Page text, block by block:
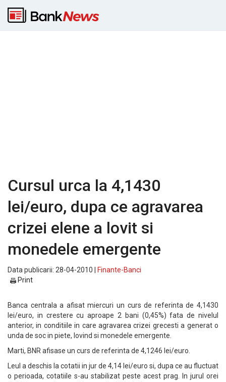
Cursul urca la 4,1430
lei/euro, dupa ce agravarea
crizei elene a lovit si
monedele emergente
Data publicarii: 28-04-2010 |
Finante-Banci
Print
Banca centrala a afisat miercuri un curs de referinta de 4,1430
lei/euro, in crestere cu aproape 2 bani (0,45%) fata de nivelul
anterior, in conditiile in care agravarea crizei grecesti a generat o
unda de soc in piete, lovind si monedele emergente.
Marti, BNR afisase un curs de referinta de 4,1246 lei/euro.
Leul a deschis la cotatii in jur de 4,14 lei/euro si, dupa ce au fluctuat
o perioada, cotatiile s-au stabilizat peste acest prag. In jurul orei